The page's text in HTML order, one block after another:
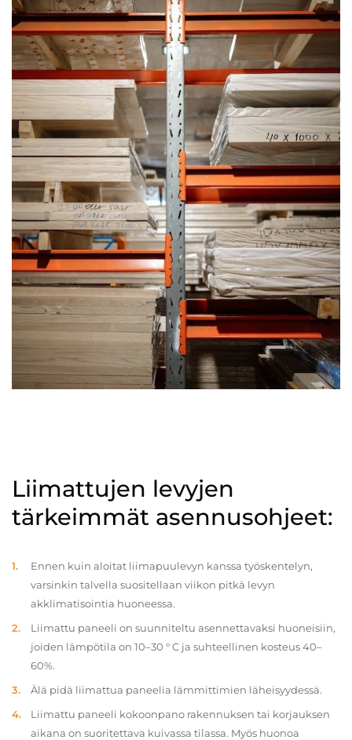
Liimattujen levyjen
tärkeimmät asennusohjeet:
Ennen kuin aloitat liimapuulevyn kanssa työskentelyn,
varsinkin talvella suositellaan viikon pitkä levyn
akklimatisointia huoneessa.
Liimattu paneeli on suunniteltu asennettavaksi huoneisiin,
joiden lämpötila on 10–30 ° C ja suhteellinen kosteus 40–
60%.
Älä pidä liimattua paneelia lämmittimien läheisyydessä.
Liimattu paneeli kokoonpano rakennuksen tai korjauksen
aikana on suoritettava kuivassa tilassa. Myös huonoa